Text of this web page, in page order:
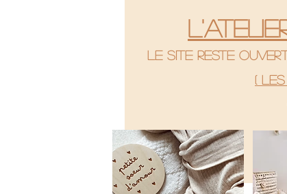
le site reste
(